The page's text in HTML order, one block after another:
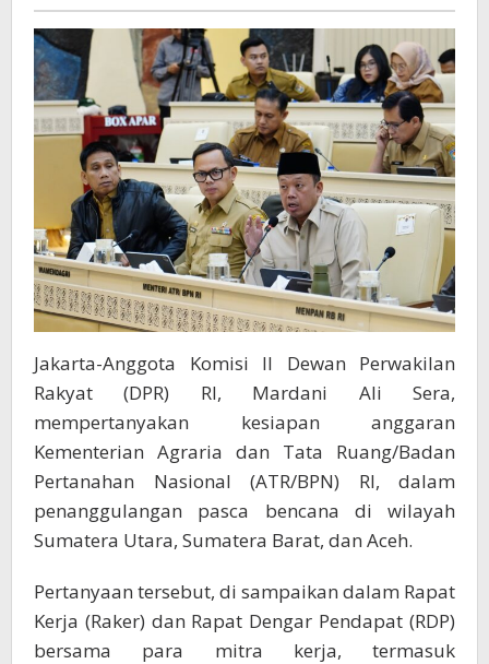
di
Sumatera,
Menteri
Nusron
Pastikan
Bisa
Lakukan
Refocusing
Jakarta-Anggota Komisi II Dewan Perwakilan
Rakyat (DPR) RI, Mardani Ali Sera,
mempertanyakan kesiapan anggaran
Kementerian Agraria dan Tata Ruang/Badan
Pertanahan Nasional (ATR/BPN) RI, dalam
penanggulangan pasca bencana di wilayah
Sumatera Utara, Sumatera Barat, dan Aceh.
Pertanyaan tersebut, di sampaikan dalam Rapat
Kerja (Raker) dan Rapat Dengar Pendapat (RDP)
bersama para mitra kerja, termasuk